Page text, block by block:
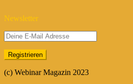
Newsletter
(c) Webinar Magazin 2023